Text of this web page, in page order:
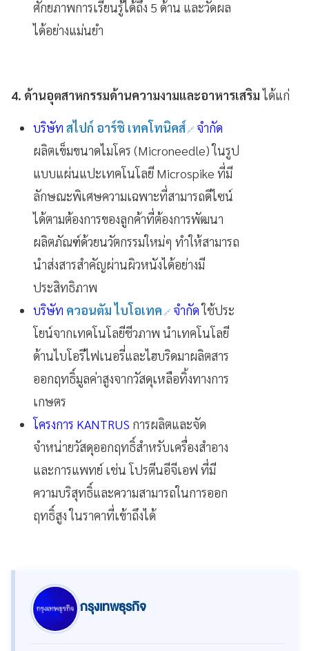
ศักยภาพการเรียนรู้ได้ถึง 5 ด้าน และวัดผล
ได้อย่างแม่นยำ
4. ด้านอุตสาหกรรมด้านความงามและอาหารเสริมได้แก่
บริษัท สไปก์ อาร์ชิ เทคโทนิคส์ จำกัด
ผลิตเข็มขนาดไมโคร (Microneedle) ในรูป
แบบแผ่นแปะเทคโนโลยี Microspike ที่มี
ลักษณะพิเศษความเฉพาะที่สามารถดีไซน์
ได้ตามต้องการของลูกค้าที่ต้องการพัฒนา
ผลิตภัณฑ์ด้วยนวัตกรรมใหม่ๆ ทำให้สามารถ
นำส่งสารสำคัญผ่านผิวหนังได้อย่างมี
ประสิทธิภาพ
บริษัท ควอนตัม ไบโอเทค จำกัดใช้ประ
โยน์จากเทคโนโลยีชีวภาพ นำเทคโนโลยี
ด้านไบโอรีไฟเนอรี่และไฮบริดมาผลิตสาร
ออกฤทธิ์มูลค่าสูงจากวัสดุเหลือทิ้งทางการ
เกษตร
โครงการ KANTRUS การผลิตและจัด
จำหน่ายวัสดุออกฤทธิ์สำหรับเครื่องสำอาง
และการแพทย์ เช่น โปรตีนอีจีเอฟ ที่มี
ความบริสุทธิ์และความสามารถในการออก
ฤทธิ์สูง ในราคาที่เข้าถึงได้
กรุงเทพธุรกิจ